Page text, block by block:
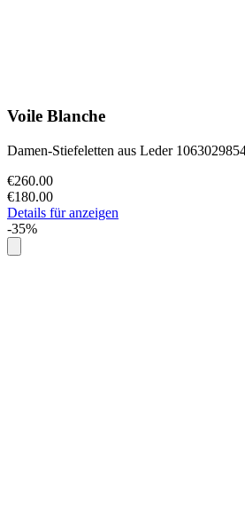
Voile Blanche
Damen-Stiefeletten aus Leder
€260.00
€180.00
Details für anzeigen
-35%